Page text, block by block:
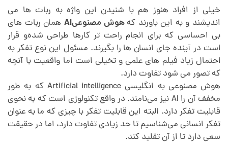
و
ش
م
ص
ن
خیلی از افراد هنوز هم با شنیدن این واژه به ربات ها می
اندیشند و به این باورند کههوش مصنوعیAI
همان ربات های
بی احساسی که برای انجام راحت تر کارها طراحی شده‌و قرار
است در آینده جای انسان ها را بگیرند. مسئول این نوع تفکر به
احتمال زیاد فیلم های علمی و تخیلی است اما واقعیت با آنچه
که تصور می شود تفاوت دارد.
هوش مصنوعی به انگلیسی Artificial intelligence که به طور
مخفف آن را AI نیز می‌نامند. در واقع تکنولوژی است که به نحوی
قابلیت تفکر دارد. البته این قابلیت تفکر با چیزی که ما به عنوان
تفکر انسانی می‌شناسیم تا حد زیادی تفاوت دارد، اما در حقیقت
سعی دارد تا از آن تقلید کند.